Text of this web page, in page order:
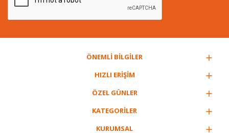
ÖNEMLİ BİLGİLER
HIZLI ERİŞİM
ÖZEL GÜNLER
KATEGORİLER
KURUMSAL